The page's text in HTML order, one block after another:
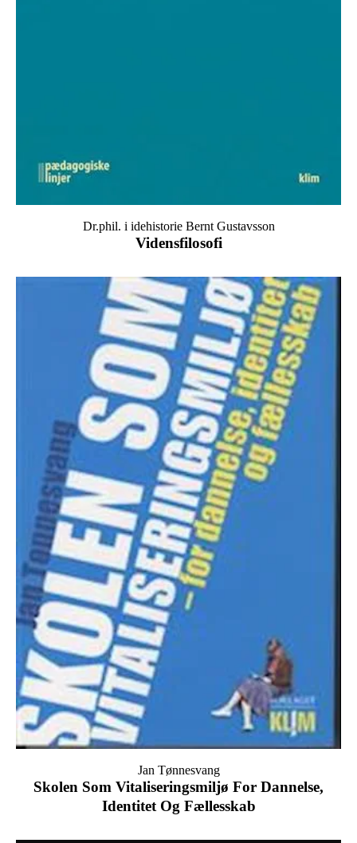
Vidensfilosofi
Dr.phil. i idehistorie Bernt Gustavsson
Skolen Som Vitaliseringsmiljø For Dannelse,
Identitet Og Fællesskab
Jan Tønnesvang